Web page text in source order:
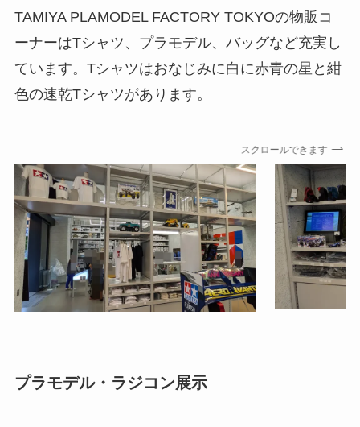
TAMIYA PLAMODEL FACTORY TOKYOの物販コ
ーナーはTシャツ、プラモデル、バッグなど充実し
ています。Tシャツはおなじみに白に赤青の星と紺
色の速乾Tシャツがあります。
スクロールできます
プラモデル・ラジコン展示